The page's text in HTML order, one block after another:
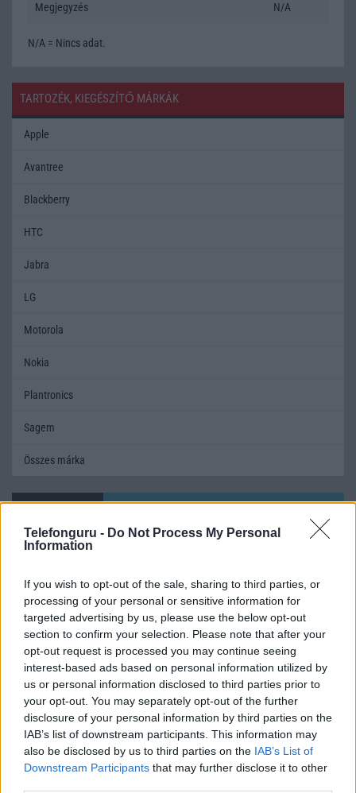
Telefonguru - Do Not Process My Personal
Information
If you wish to opt-out of the sale, sharing to third parties, or
processing of your personal or sensitive information for
targeted advertising by us, please use the below opt-out
section to confirm your selection. Please note that after your
opt-out request is processed you may continue seeing
interest-based ads based on personal information utilized by
us or personal information disclosed to third parties prior to
your opt-out. You may separately opt-out of the further
disclosure of your personal information by third parties on the
IAB’s list of downstream participants. This information may
also be disclosed by us to third parties on the IAB’s List of
Downstream Participants that may further disclose it to other
Megjegyzés N/A
N/A = Nincs adat.
TARTOZÉK, KIEGÉSZÍTŐ MÁRKÁK
Apple
Avantree
Blackberry
HTC
Jabra
LG
Motorola
Nokia
Plantronics
Sagem
Összes márka
Keressen a telefonboltok ajánlatai között!
TELEFONOK GYORSLISTA
Márka :
Tipus :